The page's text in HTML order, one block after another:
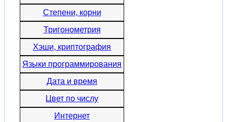
Степени, корни
Тригонометрия
Хэши, криптография
Языки программирования
Дата и время
Цвет по числу
Интернет